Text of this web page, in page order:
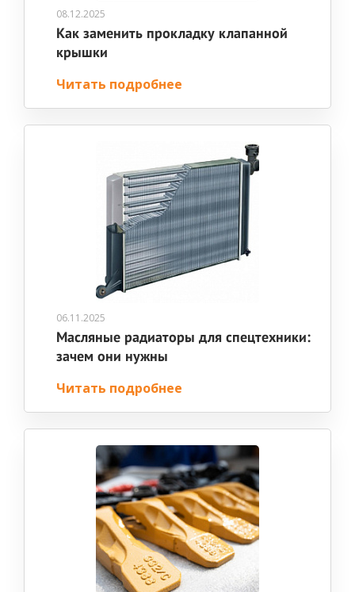
08.12.2025
Как заменить прокладку клапанной
крышки
Читать подробнее
06.11.2025
Масляные радиаторы для спецтехники:
зачем они нужны
Читать подробнее